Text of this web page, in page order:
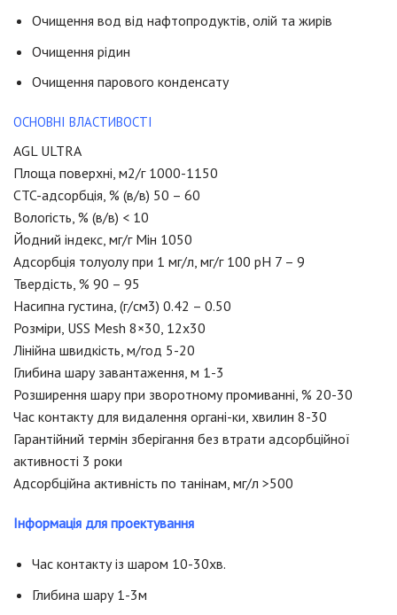
Очищення вод від нафтопродуктів, олій та жирів
Очищення рідин
Очищення парового конденсату
ОСНОВНІ ВЛАСТИВОСТІ
AGL ULTRA
Площа поверхні, м2/г 1000-1150
CTC-адсорбція, % (в/в) 50 – 60
Вологість, % (в/в) < 10
Йодний індекс, мг/г Мін 1050
Адсорбція толуолу при 1 мг/л, мг/г 100 pH 7 – 9
Твердість, % 90 – 95
Насипна густина, (г/см3) 0.42 – 0.50
Розміри, USS Mesh 8×30, 12х30
Лінійна швидкість, м/год 5-20
Глибина шару завантаження, м 1-3
Розширення шару при зворотному промиванні, % 20-30
Час контакту для видалення органі-ки, хвилин 8-30
Гарантійний термін зберігання без втрати адсорбційної
активності 3 роки
Адсорбційна активність по танінам, мг/л >500
Інформація для проектування
Час контакту із шаром 10-30хв.
Глибина шару 1-3м